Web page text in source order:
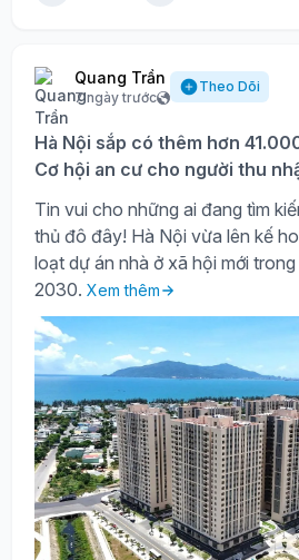
Quang Trần
7 ngày trước
Theo Dõi
Hà Nội sắp có thêm hơn
Cơ hội an cư cho người thu
Tin vui cho những ai đang tìm
thủ đô đây! Hà Nội vừa lên kế
loạt dự án nhà ở xã hội mới
2030. Xem thêm